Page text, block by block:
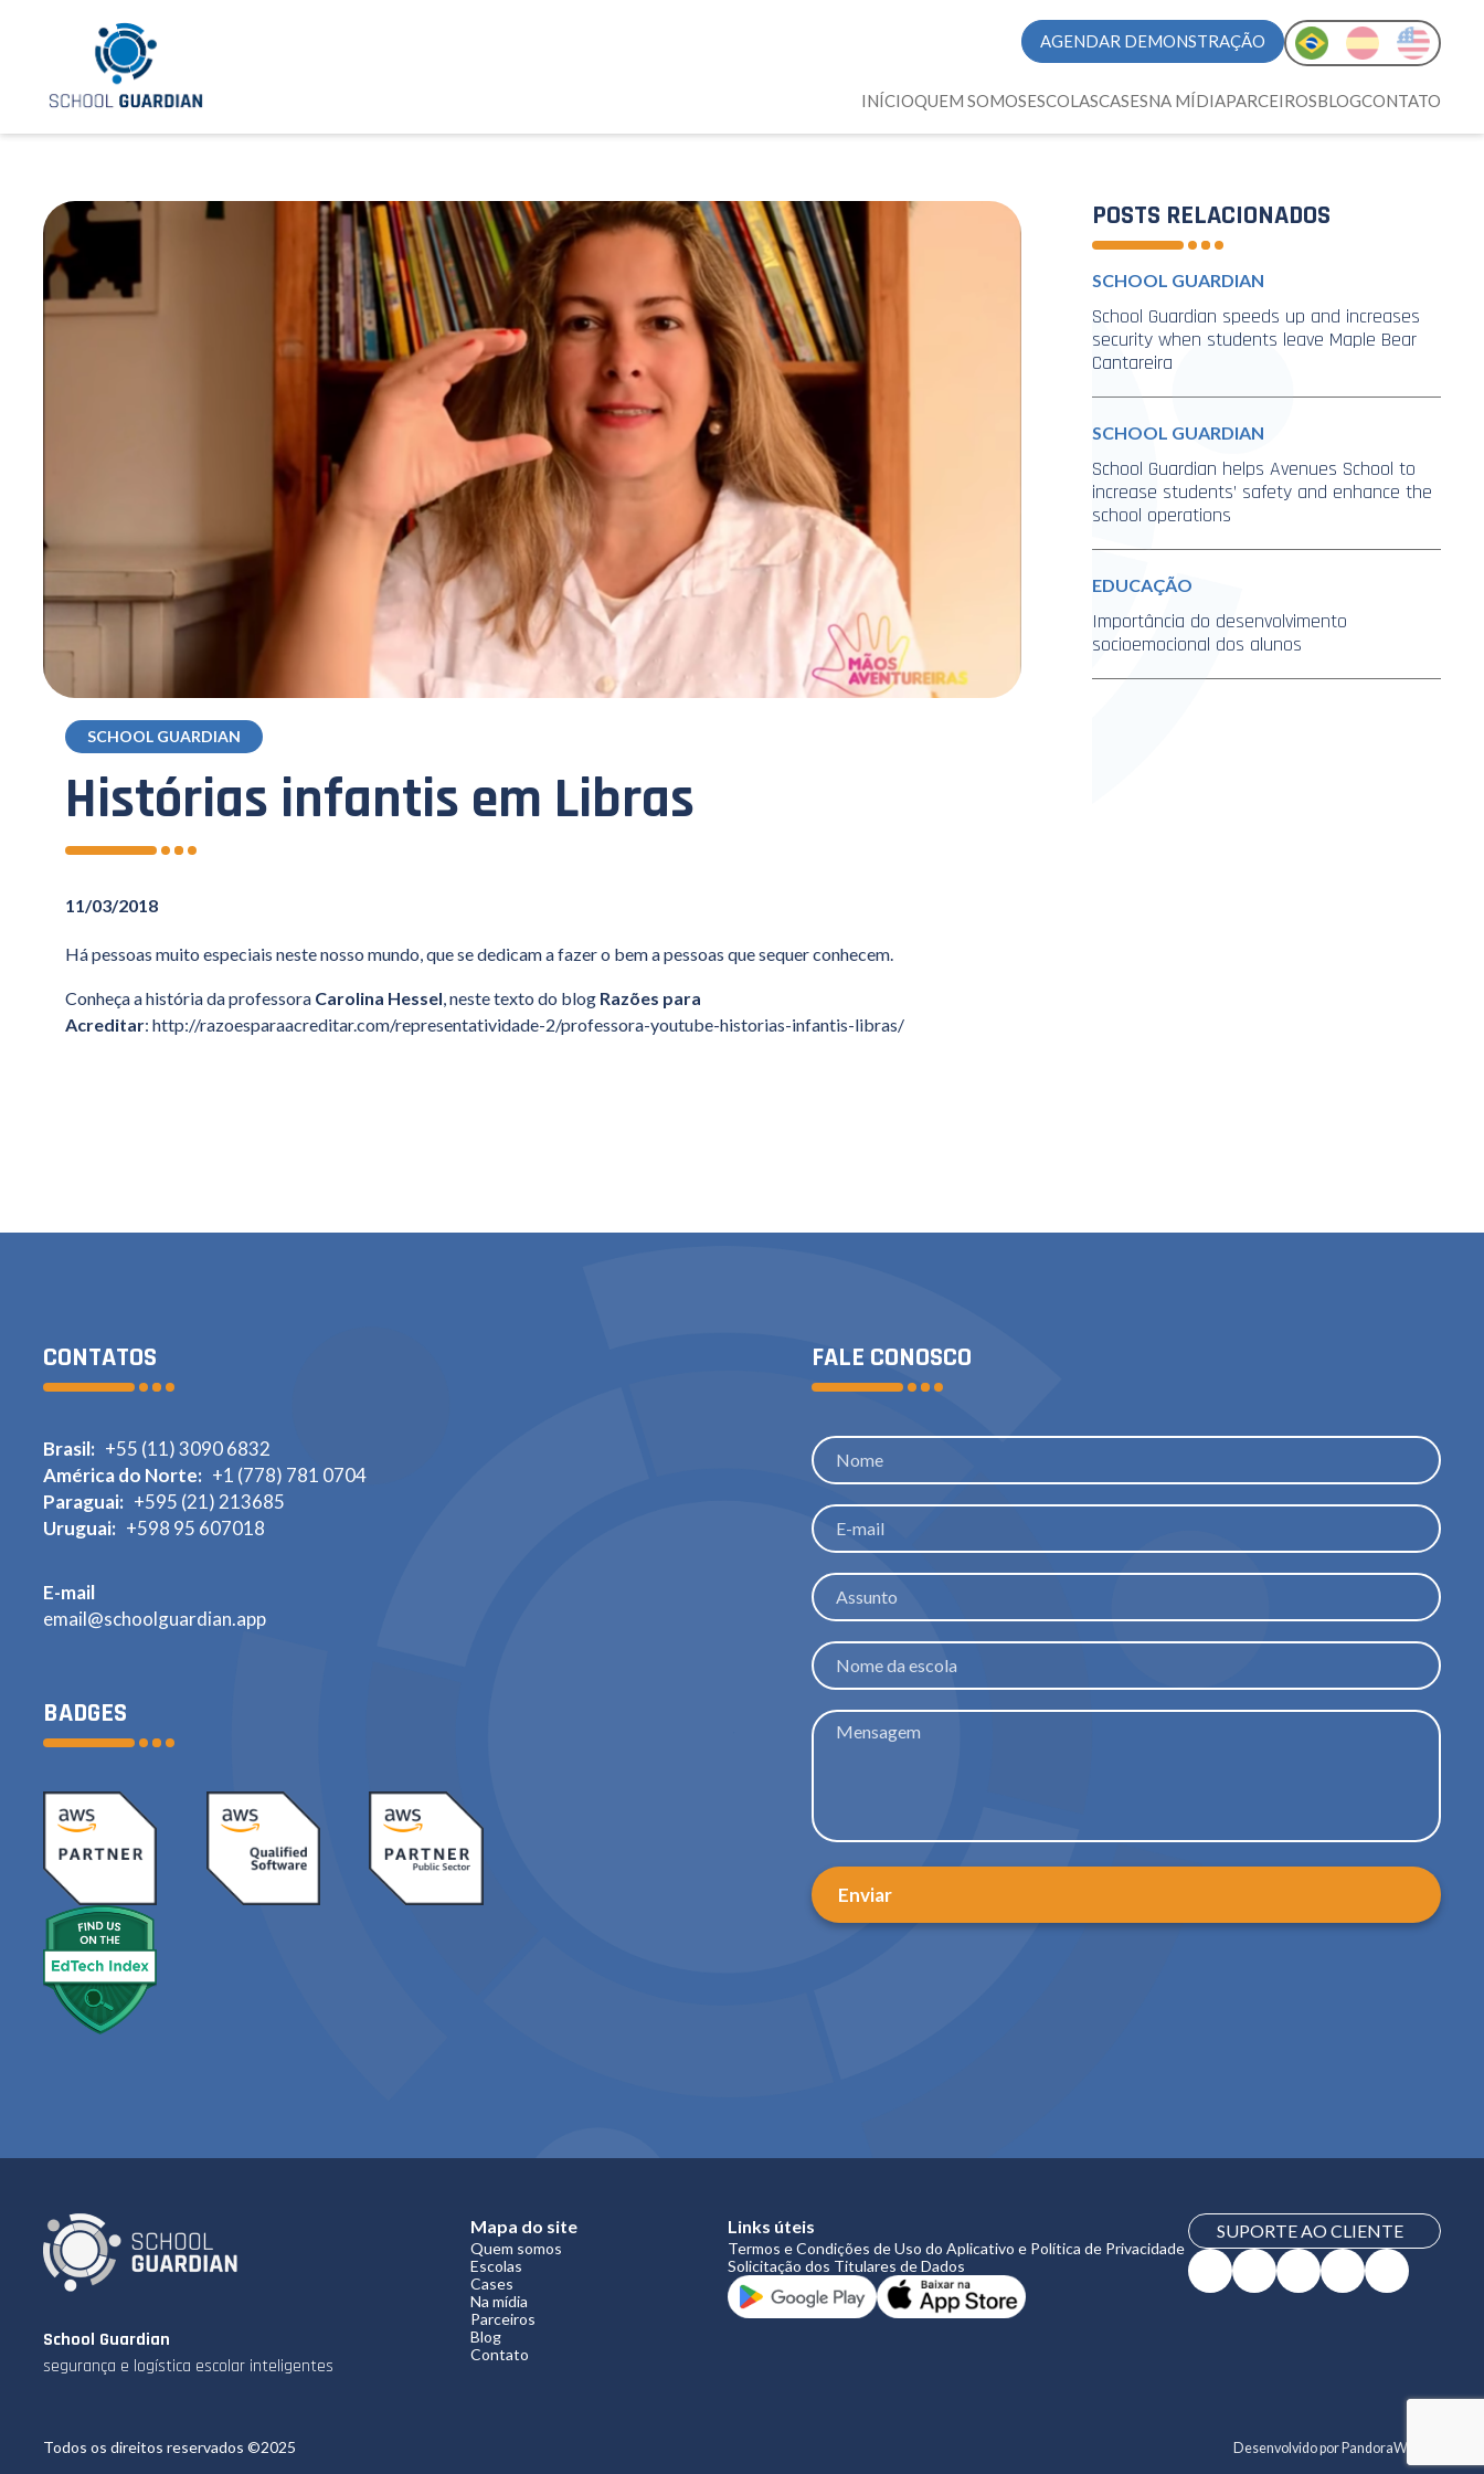
INÍCIOQUEM SOMOSESCOLASCASESNA MÍDIAPARCEIROSBLOGCONTATO
AGENDAR DEMONSTRAÇÃO
SCHOOL GUARDIAN
Histórias infantis em Libras
11/03/2018
Há pessoas muito especiais neste nosso mundo, que se dedicam a fazer o bem a pessoas que sequer conhecem.
Conheça a história da professora Carolina Hessel, neste texto do blog Razões para
Acreditar: http://razoesparaacreditar.com/representatividade-2/professora-youtube-historias-infantis-libras/
POSTS RELACIONADOS
SCHOOL GUARDIAN
School Guardian speeds up and increases
security when students leave Maple Bear
Cantareira
SCHOOL GUARDIAN
School Guardian helps Avenues School to
increase students’ safety and enhance the
school operations
EDUCAÇÃO
Importância do desenvolvimento
socioemocional dos alunos
CONTATOS
Brasil: +55 (11) 3090 6832
América do Norte: +1 (778) 781 0704
Paraguai: +595 (21) 213685
Uruguai: +598 95 607018
E-mail
email@schoolguardian.app
BADGES
FALE CONOSCO
School Guardian
segurança e logística escolar inteligentes
Mapa do site
Quem somos
Escolas
Cases
Na mídia
Parceiros
Blog
Contato
Links úteis
Termos e Condições de Uso do Aplicativo e Política de Privacidade
Solicitação dos Titulares de Dados
SUPORTE AO CLIENTE
Todos os direitos reservados ©2025 Desenvolvido por PandoraWS